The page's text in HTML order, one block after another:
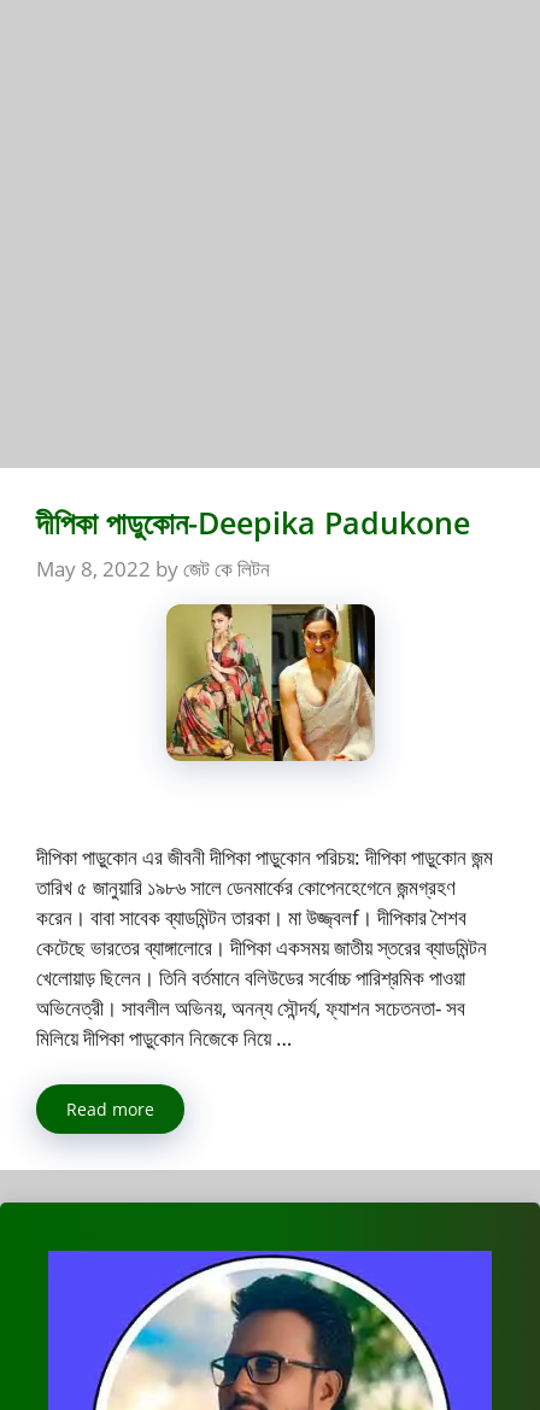
দীপিকা পাডুকোন-Deepika Padukone
May 8, 2022 byজেট কে লিটন
দীপিকা পাড়ুকোন এর জীবনী দীপিকা পাড়ুকোন পরিচয়: দীপিকা পাড়ুকোন জন্ম
তারিখ ৫ জানুয়ারি ১৯৮৬ সালে ডেনমার্কের কোপেনহেগেনে জন্মগ্রহণ
করেন। বাবা সাবেক ব্যাডমিন্টন তারকা। মা উজ্জ্বলf। দীপিকার শৈশব
কেটেছে ভারতের ব্যাঙ্গালোরে। দীপিকা একসময় জাতীয় স্তরের ব্যাডমিন্টন
খেলোয়াড় ছিলেন। তিনি বর্তমানে বলিউডের সর্বোচ্চ পারিশ্রমিক পাওয়া
অভিনেত্রী। সাবলীল অভিনয়, অনন্য সৌন্দর্য, ফ্যাশন সচেতনতা- সব
মিলিয়ে দীপিকা পাড়ুকোন নিজেকে নিয়ে …
Read more